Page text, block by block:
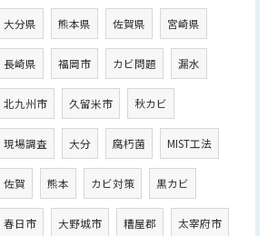
大分県 熊本県 佐賀県 宮崎県
長崎県 福岡市 カビ問題 漏水
北九州市 久留米市 秋カビ
現場調査 大分 腐朽菌 MIST工法
佐賀 熊本 カビ対策 黒カビ
春日市 大野城市 糟屋郡 太宰府市